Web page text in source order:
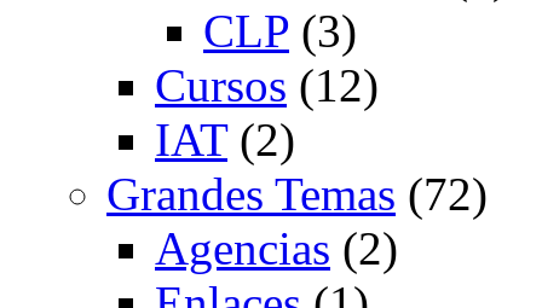
CLP (3)
Cursos (12)
IAT(2)
Grandes Temas (72)
Agencias (2)